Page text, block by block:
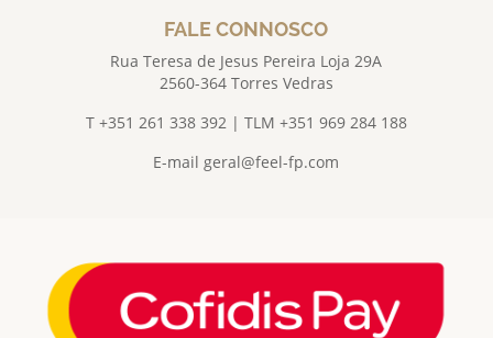
FALE CONNOSCO
Rua Teresa de Jesus Pereira Loja 29A
2560-364 Torres Vedras
T +351 261 338 392 | TLM +351 969 284 188
E-mailgeral@feel-fp.com